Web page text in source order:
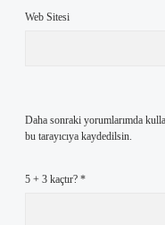
Web Sitesi
Daha sonraki yorumlarımda
bu tarayıcıya kaydedilsin.
5 + 3 kaçtır? *